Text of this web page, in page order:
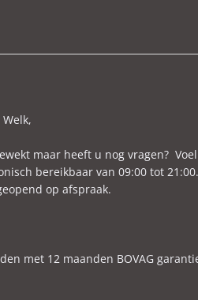
kg
Nee (margeregeling)
aflevering
kW
maar heeft u nog vragen?
bereikbaar van 09:00 tot 21:00.
op afspraak.
met 12 maanden BOVAG